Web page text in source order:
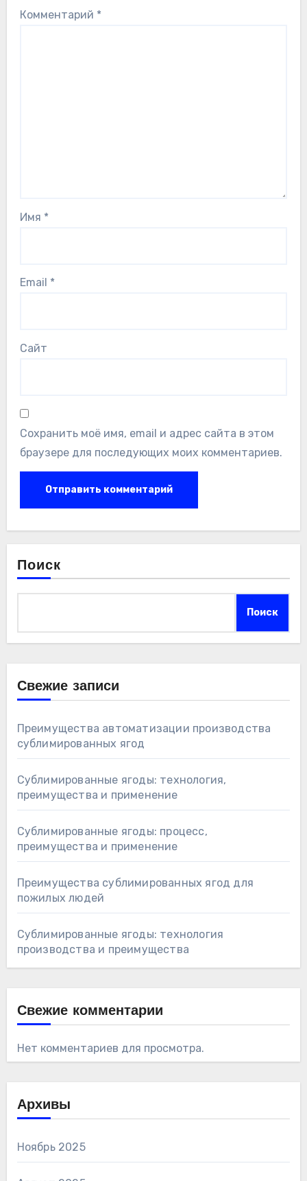
Комментарий *
Имя *
Email *
Сайт
Сохранить моё имя, email и адрес сайта в этом
браузере для последующих моих комментариев.
Поиск
Поиск
Свежие записи
Преимущества автоматизации производства
сублимированных ягод
Сублимированные ягоды: технология,
преимущества и применение
Сублимированные ягоды: процесс,
преимущества и применение
Преимущества сублимированных ягод для
пожилых людей
Сублимированные ягоды: технология
производства и преимущества
Свежие комментарии
Нет комментариев для просмотра.
Архивы
Ноябрь 2025